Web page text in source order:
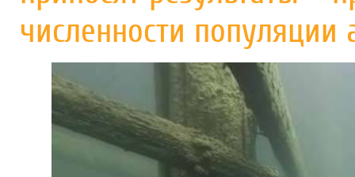
численности популяции